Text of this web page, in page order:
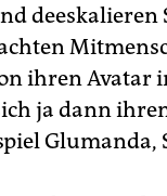
deeskalieren
ihren Avatar
ja dann
Glumanda,